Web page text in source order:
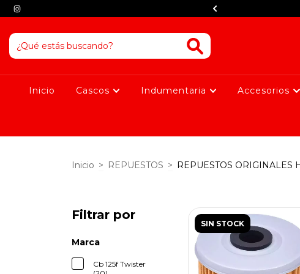
CON TARJETA DE DEBITO
Inicio Cascos Indumentaria Accesorios
Inicio > REPUESTOS > REPUESTOS ORIGINALES
Filtrar por
Marca
Cb 125f Twister
SIN STOCK